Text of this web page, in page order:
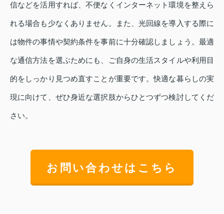
信などを活用すれば、不便なくインターネット環境を整えら
れる場合も少なくありません。また、光回線を導入する際に
は物件の事情や契約条件を事前に十分確認しましょう。最適
な通信方法を選ぶためにも、ご自身の生活スタイルや利用目
的をしっかり見つめ直すことが重要です。快適な暮らしの実
現に向けて、ぜひ身近な選択肢からひとつずつ検討してくだ
さい。
お問い合わせはこちら